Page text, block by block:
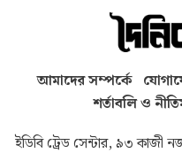
আমাদের সম্পর্কে
শর্তাবলি ও
ইডিবি ট্রেড সেন্টার, ৯৩ কাজী